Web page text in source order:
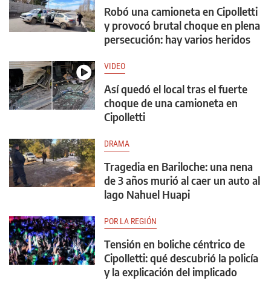
Robó una camioneta en Cipolletti
y provocó brutal choque en plena
persecución: hay varios heridos
VIDEO
Así quedó el local tras el fuerte
choque de una camioneta en
Cipolletti
DRAMA
Tragedia en Bariloche: una nena
de 3 años murió al caer un auto al
lago Nahuel Huapi
POR LA REGIÓN
Tensión en boliche céntrico de
Cipolletti: qué descubrió la policía
y la explicación del implicado